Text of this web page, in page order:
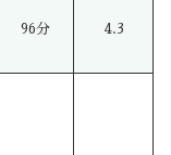
96分 4.3